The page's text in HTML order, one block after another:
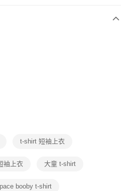
再付款。
後付」後，將跳轉至「AFTEE先享後付」
費通知簡訊。
點擊此簡訊中的連結，可透過四大超商／
付款，方視為交易完成。
後付 」之結帳頁面顯示為準，若有關於
款等相關疑問，請聯繫「AFTEE先享後付
support/home
提供之「AFTEE先享後付」服務完成之交
以上)免運費
以上)免運費
以上)免運費
t-shirt 短袖上衣
袖上衣 大童 t-shirt
booby t-shirt